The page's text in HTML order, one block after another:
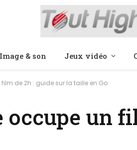
Image & son Jeux vidéo
de 2h : guide sur la taille en Go
occupe un